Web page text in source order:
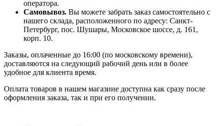
оператора.
Самовывоз. Вы можете забрать заказ самостоятельно с
нашего склада, расположенного по адресу: Санкт-
Петербург, пос. Шушары, Московское шоссе, д. 161,
корп. 10.
Заказы, оплаченные до 16:00 (по московскому времени),
доставляются на следующий рабочий день или в более
удобное для клиента время.
Оплата товаров в нашем магазине доступна как сразу после
оформления заказа, так и при его получении.